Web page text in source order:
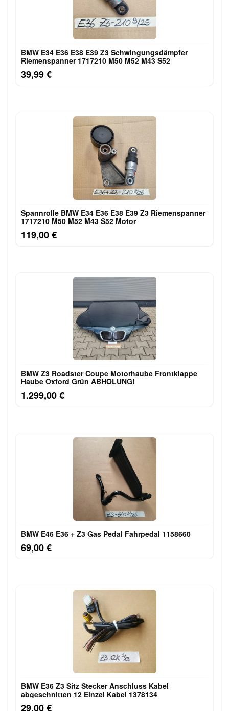
BMW E34 E36 E38 E39 Z3 Schwingungsdämpfer
Riemenspanner 1717210 M50 M52 M43 S52
39,99 €
Spannrolle BMW E34 E36 E38 E39 Z3 Riemenspanner
1717210 M50 M52 M43 S52 Motor
119,00 €
BMW Z3 Roadster Coupe Motorhaube Frontklappe
Haube Oxford Grün ABHOLUNG!
1.299,00 €
BMW E46 E36 + Z3 Gas Pedal Fahrpedal 1158660
69,00 €
BMW E36 Z3 Sitz Stecker Anschluss Kabel
abgeschnitten 12 Einzel Kabel 1378134
29,00 €